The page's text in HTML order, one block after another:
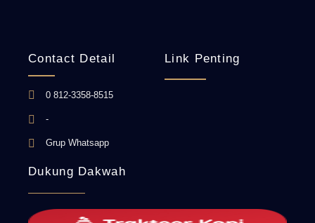
Contact Detail
0 812-3358-8515
-
Grup Whatsapp
Link Penting
Dukung Dakwah